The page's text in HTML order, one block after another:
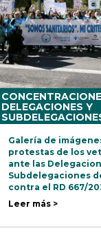
DELEGACIONES Y
GOBIERNO - 26 DE
2025
Galería de
protestas de los
ante las
Subdelegaciones
contra el RD 667/
reivindicando la
Leer más >